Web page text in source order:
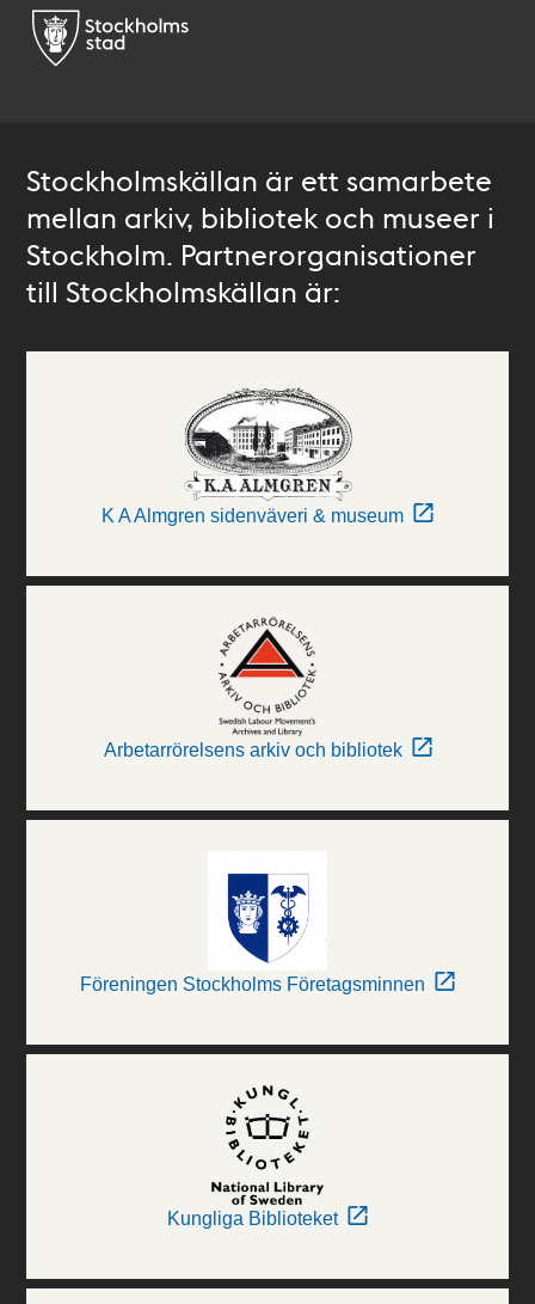
Stockholmskällan är ett samarbete
mellan arkiv, bibliotek och museer i
Stockholm. Partnerorganisationer
till Stockholmskällan är:
K A Almgren sidenväveri & museum
Arbetarrörelsens arkiv och bibliotek
Föreningen Stockholms Företagsminnen
Kungliga Biblioteket